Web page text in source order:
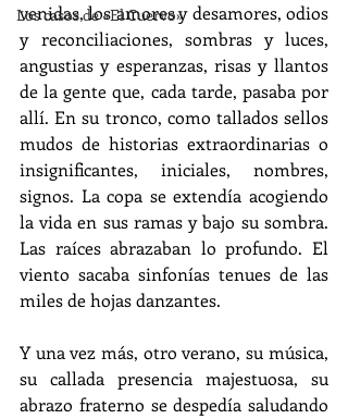
Los casos de «El Cuervo»
venidas, los amores y desamores, odios
y reconciliaciones, sombras y luces,
angustias y esperanzas, risas y llantos
de la gente que, cada tarde, pasaba por
allí. En su tronco, como tallados sellos
mudos de historias extraordinarias o
insignificantes, iniciales, nombres,
signos. La copa se extendía acogiendo
la vida en sus ramas y bajo su sombra.
Las raíces abrazaban lo profundo. El
viento sacaba sinfonías tenues de las
miles de hojas danzantes.
Y una vez más, otro verano, su música,
su callada presencia majestuosa, su
abrazo fraterno se despedía saludando